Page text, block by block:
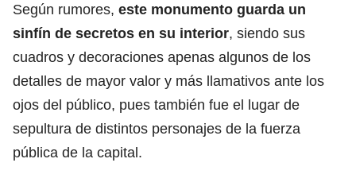
Según rumores, este monumento guarda un
sinfín de secretos en su interior, siendo sus
cuadros y decoraciones apenas algunos de los
detalles de mayor valor y más llamativos ante los
ojos del público, pues también fue el lugar de
sepultura de distintos personajes de la fuerza
pública de la capital.